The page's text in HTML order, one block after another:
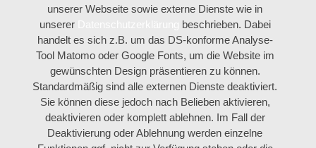
unserer Webseite sowie externe Dienste wie in
unserer
beschrieben. Dabei
handelt es sich z.B. um das DS-konforme Analyse-
Tool Matomo oder Google Fonts, um die Website im
gewünschten Design präsentieren zu können.
Standardmäßig sind alle externen Dienste deaktiviert.
Sie können diese jedoch nach Belieben aktivieren,
deaktivieren oder komplett ablehnen. Im Fall der
Deaktivierung oder Ablehnung werden einzelne